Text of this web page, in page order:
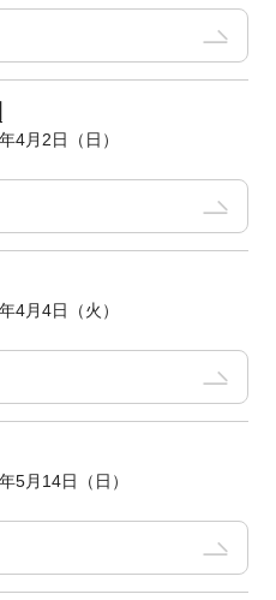
4月2日（日）
4月4日（火）
5月14日（日）